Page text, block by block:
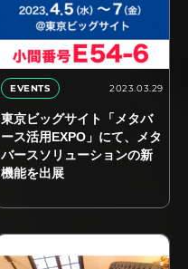
EVENTS 2023.03.29
東京ビッグサイト「メタバ
ース活用EXPO」にて、メタ
バースソリューションの新
機能を出展